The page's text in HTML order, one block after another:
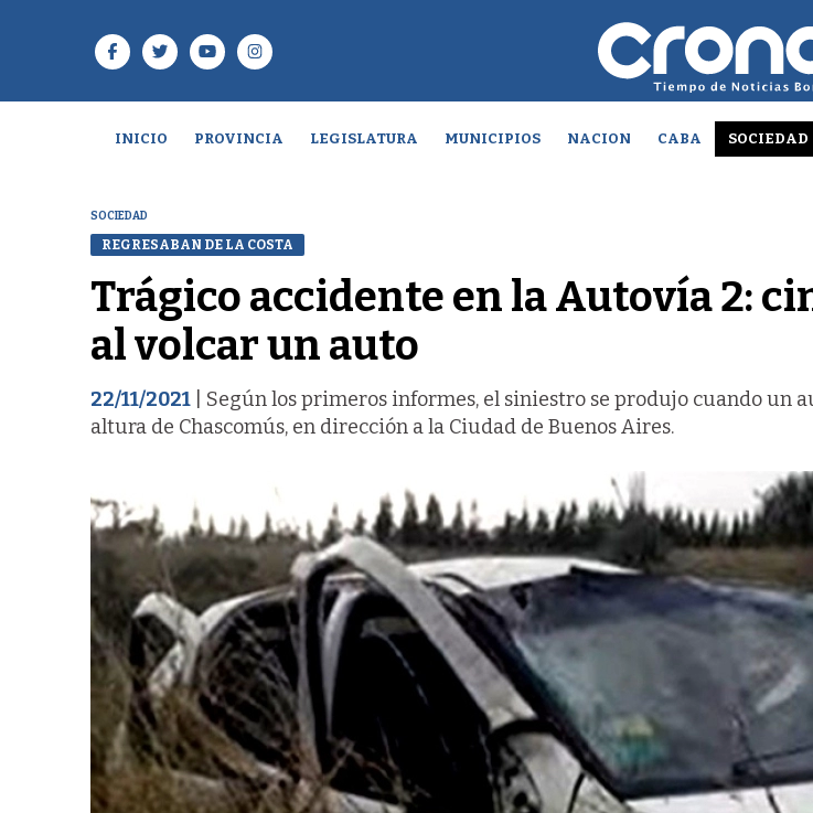
INICIO PROVINCIA LEGISLATURA MUNICIPIOS NACION CABA SOCIEDAD
SOCIEDAD
REGRESABAN DE LA COSTA
Trágico accidente en la Autovía 2:
al volcar un auto
22/11/2021 | Según los primeros informes, el siniestro se produjo cuando un
altura de Chascomús, en dirección a la Ciudad de Buenos Aires.